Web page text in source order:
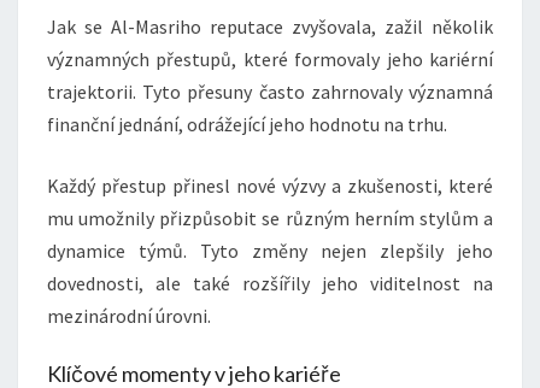
Jak se Al-Masriho reputace zvyšovala, zažil několik
významných přestupů, které formovaly jeho kariérní
trajektorii. Tyto přesuny často zahrnovaly významná
finanční jednání, odrážející jeho hodnotu na trhu.
Každý přestup přinesl nové výzvy a zkušenosti, které
mu umožnily přizpůsobit se různým herním stylům a
dynamice týmů. Tyto změny nejen zlepšily jeho
dovednosti, ale také rozšířily jeho viditelnost na
mezinárodní úrovni.
Klíčové momenty v jeho kariéře